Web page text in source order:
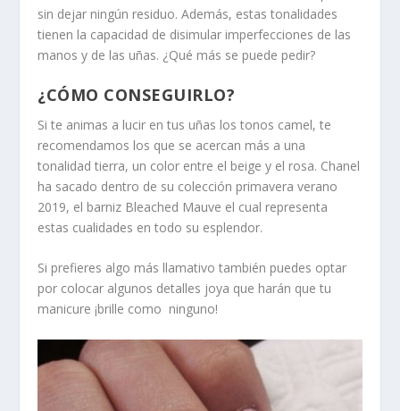
sin dejar ningún residuo. Además, estas tonalidades
tienen la capacidad de disimular imperfecciones de las
manos y de las uñas. ¿Qué más se puede pedir?
¿CÓMO CONSEGUIRLO?
Si te animas a lucir en tus uñas los tonos camel, te
recomendamos los que se acercan más a una
tonalidad tierra, un color entre el beige y el rosa. Chanel
ha sacado dentro de su colección primavera verano
2019, el barniz Bleached Mauve el cual representa
estas cualidades en todo su esplendor.
Si prefieres algo más llamativo también puedes optar
por colocar algunos detalles joya que harán que tu
manicure ¡brille como ninguno!